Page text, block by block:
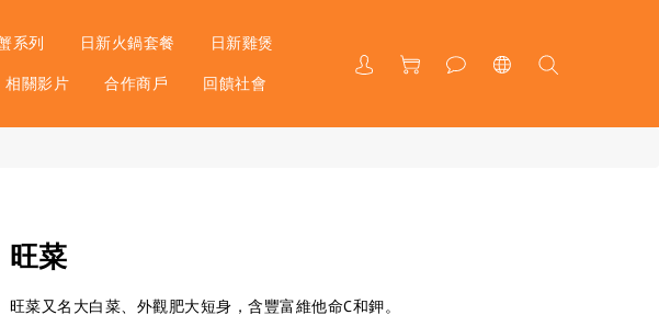
系列 日新火鍋套餐 日新雞煲
相關影片 合作商戶 回饋社會
旺菜
旺菜又名大白菜、外觀肥大短身，含豐富維他命C和鉀。